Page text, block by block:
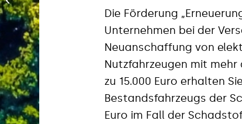
Die Förderung
Unternehmen bei der
Neuanschaffung von
Nutzfahrzeugen mit mehr
zu 15.000 Euro erhalten
Bestandsfahrzeugs der
Euro im Fall der
Mobilität weiterhin
an der Spitze